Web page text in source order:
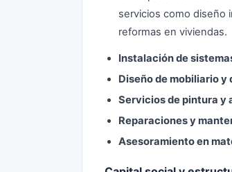
servicios como diseño
reformas en viviendas.
Instalación de
Diseño de mobiliario
Servicios de pintura y
Reparaciones y
Asesoramiento en